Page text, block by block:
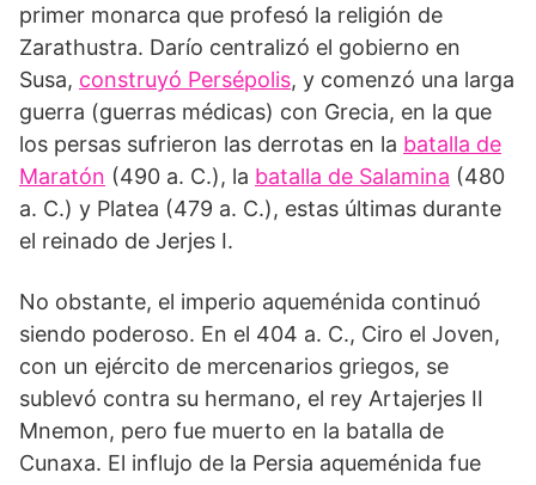
primer monarca que profesó la religión de
Zarathustra. Darío centralizó el gobierno en
Susa, construyó Persépolis, y comenzó una larga
guerra (guerras médicas) con Grecia, en la que
los persas sufrieron las derrotas en la batalla de
Maratón (490 a. C.), la batalla de Salamina (480
a. C.) y Platea (479 a. C.), estas últimas durante
el reinado de Jerjes I.
No obstante, el imperio aqueménida continuó
siendo poderoso. En el 404 a. C., Ciro el Joven,
con un ejército de mercenarios griegos, se
sublevó contra su hermano, el rey Artajerjes II
Mnemon, pero fue muerto en la batalla de
Cunaxa. El influjo de la Persia aqueménida fue